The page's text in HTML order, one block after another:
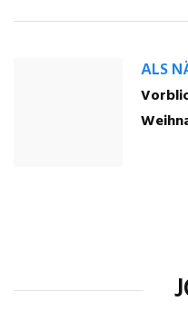
ALS